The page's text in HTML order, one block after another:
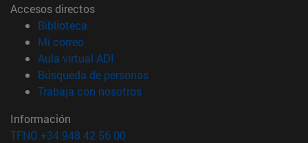
Accesos directos
Biblioteca
Mi correo(abre en nueva ventana)
Aula virtual ADI
Búsqueda de personas(abre en nueva ventana)
Trabaja con nosotros(abre en nueva ventana)
Información
TFNO +34 948 42 56 00